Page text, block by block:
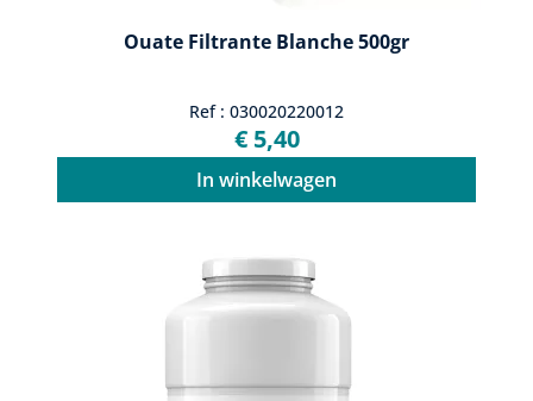
Ouate Filtrante Blanche 500gr
Ref : 030020220012
€ 5,40
In winkelwagen